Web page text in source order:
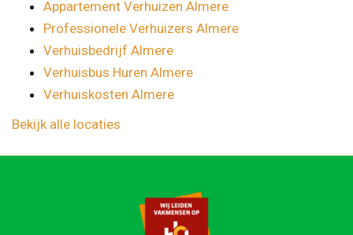
Appartement Verhuizen Almere
Professionele Verhuizers Almere
Verhuisbedrijf Almere
Verhuisbus Huren Almere
Verhuiskosten Almere
Bekijk alle locaties